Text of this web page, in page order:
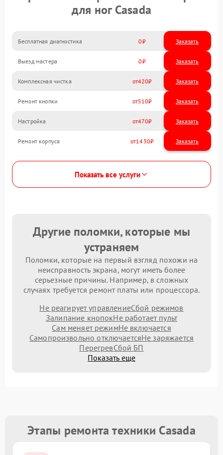
для ног Casada
Бесплатная диагностика 0 Заказать
Выезд мастера 0 Заказать
Комплексная чистка 420
Ремонт кнопки 510
Настройка 470
Ремонт корпуса 1430
Показать все услуги
Другие поломки, которые мы
устраняем
Поломки, которые на первый взгляд похожи на
неисправность экрана, могут иметь более
серьезные причины. Например, в сложных
случаях требуется ремонт платы или процессора.
Не реагирует управлениеСбой режимов
Залипание кнопокНе работает пульт
Сам меняет режимНе включается
Самопроизвольно отключаетсяНе заряжается
ПерегревСбой БП
Показать еще
Этапы ремонта техники Casada